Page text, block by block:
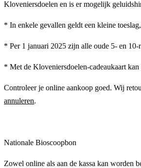
Kloveniersdoelen en is er mogelijk
* In enkele gevallen geldt een kleine
* Per 1 januari 2025 zijn alle oude 5- en
* Met de Kloveniersdoelen-cadeaukaart
Controleer je online aankoop goed. Wij
annuleren.
Nationale Bioscoopbon
Zowel online als aan de kassa kan worden